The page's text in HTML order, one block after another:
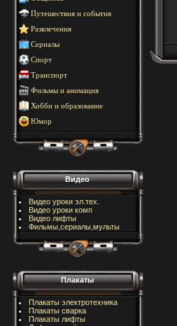
Путешествия и события
Развлечения
Сериалы
Спорт
Транспорт
Фильмы и анимация
Хобби и образование
Юмор
Видео
Видео уроки эл.тех.
Видео уроки комп
Видео лифты
Фильмы,сериалы,мульты
Плакаты
Плакаты электротехника
Плакаты сварка
Плакаты лифты